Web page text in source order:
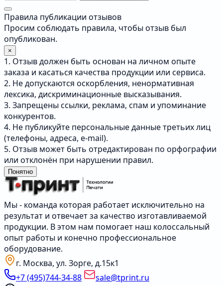
Правила публикации отзывов
Просим соблюдать правила, чтобы отзыв был
опубликован.
×
1. Отзыв должен быть основан на личном опыте
заказа и касаться качества продукции или сервиса.
2. Не допускаются оскорбления, ненормативная
лексика, дискриминационные высказывания.
3. Запрещены ссылки, реклама, спам и упоминание
конкурентов.
4. Не публикуйте персональные данные третьих лиц
(телефоны, адреса, e-mail).
5. Отзыв может быть отредактирован по орфографии
или отклонён при нарушении правил.
Понятно
Мы - команда которая работает исключительно на
результат и отвечает за качество изготавливаемой
продукции. В этом нам помогает наш колоссальный
опыт работы и конечно профессиональное
оборудование.
г. Москва, ул. Зорге, д.15к1
+7 (495)744-34-88
sale@tprint.ru